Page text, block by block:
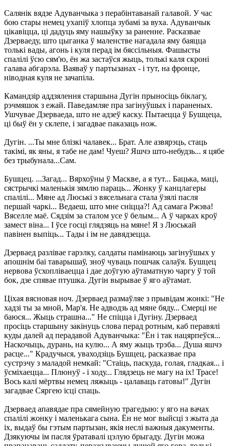
Салянік вядзе Адуванчыка з перабінтаванай галавой. У час
бою стары немец ухапіў хлопца зубамі за вуха. Адуванчык
цікавіцца, ці дадуць яму нашыўку за раненне. Расказвае
Дзерваеду, што цыганка ў маленстве нагадала яму баяцца
толькі вады, агонь і куля перад ім бяссільныя. Фашысты
спалілі ўсю сям'ю, ён жа застаўся жыць, толькі каля скроні
галава абгарэла. Ваяваў у партызанах - і тут, на фронце,
ніводная куля не зачапіла.
Камандзір аддзялення старшына Дугін прыносіць біклагу,
рэчмяшок з ежай. Паведамляе пра загінуўшых і параненых.
Ушчувае Дзерваеда, што не адзеў каску. Пытаецца ў Бушцеца,
ці быў ён у склепе, і загадвае паказаць нож.
Дугін. ...Ты мне блізкі чалавек... Брат. Але азвярэць, стаць
такімі, як яны, я табе не дам! Чуеш? Яшчэ што-небудзь... я цябе
без трыбунала...Сам.
Бушцец. ...Загад... Вярхоўны ў Маскве, а я тут... Бацька, маці,
сястрычкі маленькія зямлю параць... Жонку ў канцлагеры
спалілі... Мяне ад Люські з вясельнага стала ўзялі пасля
першай чаркі... Ведаеш, што мне сніцца?! Ад самага Ржэва!
Вяселле маё. Сядзім за сталом усе ў белым... А ў чарках кроў
замест віна... І ўсе госці глядзяць на мяне! Я з Люськай
павінен выпіць... Тады і ім не давядзецца.
Дзерваед разлівае гарэлку, салдаты памінаюць загінуўшых у
апошнім баі таварышаў, зноў чуваць пошчак салаўя. Бушцец
нервова ўсхопліваецца і дае доўгую аўтаматную чаргу ў той
бок, дзе спявае птушка. Дугін вырывае ў яго аўтамат.
Ціхая вясновая ноч. Дзерваед размаўляе з прывідам жонкі: "Не
хадзі ты за мной, Мар'я. Не адводзь ад мяне бяду... Смерці не
баюся... Жыць страшна..." Не спіцца і Дугіну. Дзерваед
просіць старшыну закінуць слова перад ротным, каб перавялі
куды далей ад перадавой Адуванчыка: "Ён і так нацярпеўся...
Наскочыць, дурань, на кулю... А яму жыць трэба... Душа яшчэ
расце..." Крадучыся, уваходзіць Бушцец, расказвае пра
сустрэчу з маладой немкай: "Стаіць, паскуда, голая, гладкая... і
ўсміхаецца... Плюнуў - і ходу... Глядзець не магу на іх! Трасе!
Вось калі мёртвы немец ляжыць - цалаваць гатовы!" Дугін
загадвае Сяргею ісці спаць.
Дзерваед апавядае пра сямейную трагедыю: у яго на вачах
спалілі жонку і маленькага сына. Ён не мог выйсці з жыта да
іх, выдаў бы гэтым партызан, якія неслі важныя дакументы.
Дзякуючы ім пасля ўратавалі цэлую брыгаду. Дугін можа